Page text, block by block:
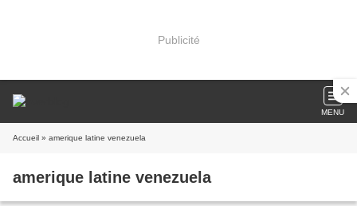
Publicité
MENU
Accueil » amerique latine venezuela
amerique latine venezuela